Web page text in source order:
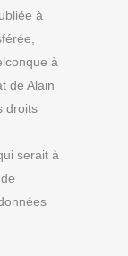
à
à
de Alain
droits
serait à